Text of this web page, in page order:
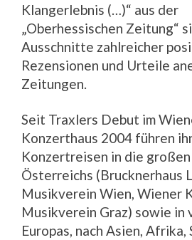
Klangerlebnis (…)“ aus der
„Oberhessischen Zeitung“
Ausschnitte zahlreicher
Rezensionen und Urteile
Zeitungen.
Seit Traxlers Debut im
Konzerthaus 2004 führen
Konzertreisen in die großen
Österreichs (Brucknerhaus
Musikverein Wien, Wiener
Musikverein Graz) sowie in
Europas, nach Asien, Afrika,